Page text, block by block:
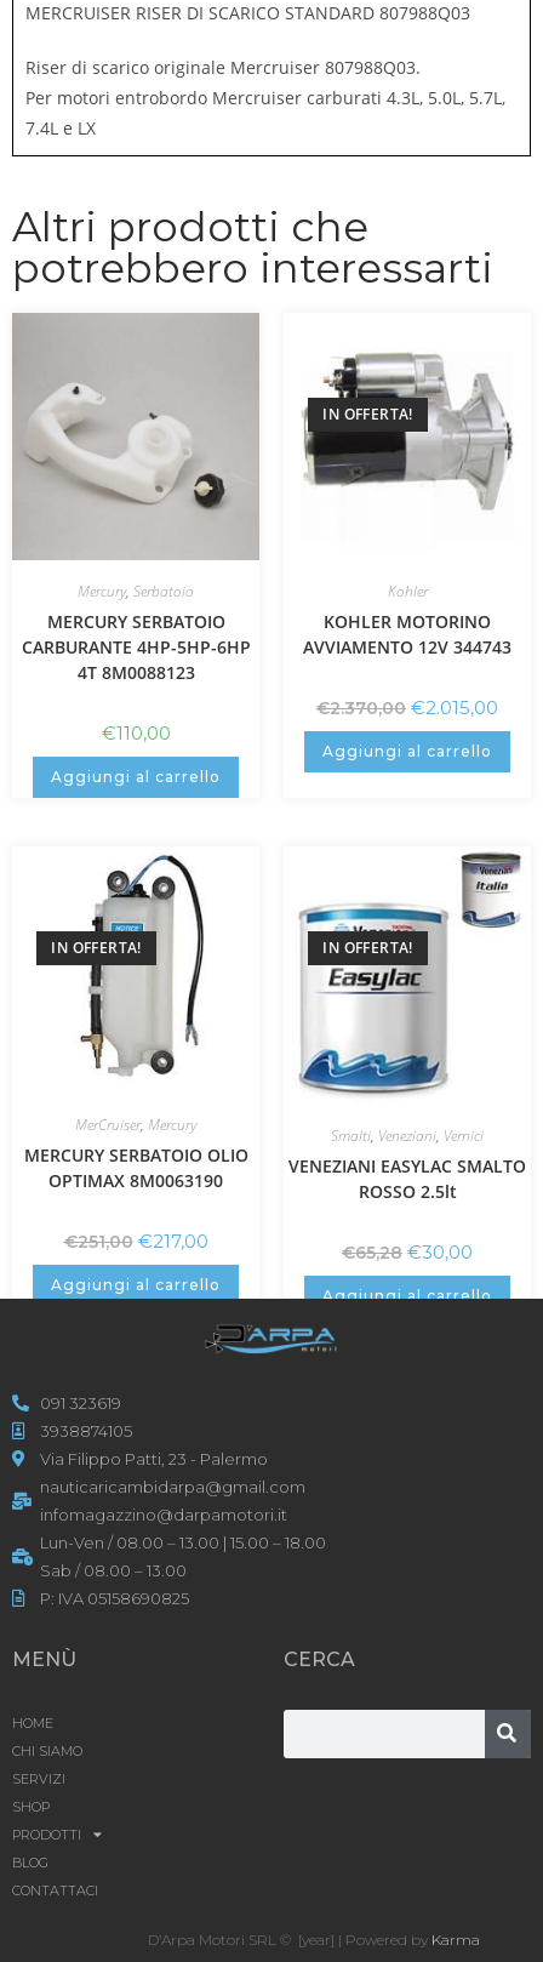
MERCRUISER RISER DI SCARICO STANDARD 807988Q03
Riser di scarico originale Mercruiser 807988Q03.
Per motori entrobordo Mercruiser carburati 4.3L, 5.0L, 5.7L,
7.4L e LX
Altri prodotti che
potrebbero interessarti
Mercury, Serbatoio
MERCURY SERBATOIO
CARBURANTE 4HP-5HP-6HP
4T 8M0088123
€110,00
Aggiungi al carrello
IN OFFERTA!
Kohler
KOHLER MOTORINO
AVVIAMENTO 12V 344743
€2.370,00 €2.015,00
Aggiungi al carrello
IN OFFERTA!
MerCruiser, Mercury
MERCURY SERBATOIO OLIO
OPTIMAX 8M0063190
€251,00 €217,00
Aggiungi al carrello
IN OFFERTA!
Smalti, Veneziani, Vernici
VENEZIANI EASYLAC SMALTO
ROSSO 2.5lt
€65,28 €30,00
Aggiungi al carrello
091 323619
3938874105
Via Filippo Patti, 23 - Palermo
nauticaricambidarpa@gmail.com
infomagazzino@darpamotori.it
Lun-Ven / 08.00 – 13.00 | 15.00 – 18.00
Sab / 08.00 – 13.00
P: IVA 05158690825
MENÙ
HOME
CHI SIAMO
SERVIZI
SHOP
PRODOTTI
BLOG
CONTATTACI
CERCA
D’Arpa Motori SRL © [year] | Powered by Karma